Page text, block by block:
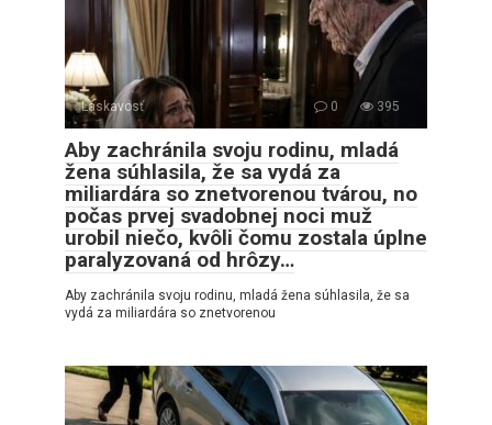
Láskavosť 0 395
Aby zachránila svoju rodinu, mladá
žena súhlasila, že sa vydá za
miliardára so znetvorenou tvárou, no
počas prvej svadobnej noci muž
urobil niečo, kvôli čomu zostala úplne
paralyzovaná od hrôzy…
Aby zachránila svoju rodinu, mladá žena súhlasila, že sa
vydá za miliardára so znetvorenou